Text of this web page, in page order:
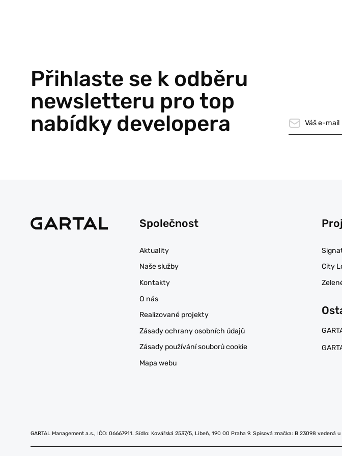
Přihlaste se k odběru
newsletteru pro top
nabídky developera
Společnost
Aktuality
Naše služby
Kontakty
O nás
Realizované projekty
Zásady ochrany osobních údajů
Zásady používání souborů cookie
Mapa webu
City
GARTAL Management a.s., IČO: 06667911. Sídlo: Kovářská 2537/5, Libeň, 190 00 Praha 9. Spisová značka: B 23098 vedená